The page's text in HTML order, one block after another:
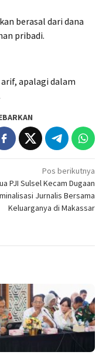
berasal dari dana
pribadi.
apalagi dalam
Pos berikutnya
PJI Sulsel Kecam Dugaan
Jurnalis Bersama
Keluarganya di Makassar